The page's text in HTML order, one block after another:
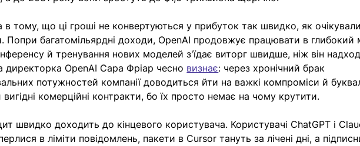
тому, що ці гроші не конвертуються у прибуток так швидко, як очікували
Попри багатомільярдні доходи, OpenAI продовжує працювати в глибокий
й тренування нових моделей з'їдає виторг швидше, ніж він
директорка OpenAI Сара Фріар чесно визнає: через хронічний брак
потужностей компанії доводиться йти на важкі компроміси й
вигідні комерційні контракти, бо їх просто немає на чому крутити.
швидко доходить до кінцевого користувача. Користувачі ChatGPT і
в ліміти повідомлень, пакети в Cursor тануть за лічені дні, а